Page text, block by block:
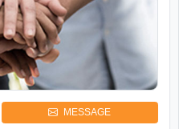
MESSAGE